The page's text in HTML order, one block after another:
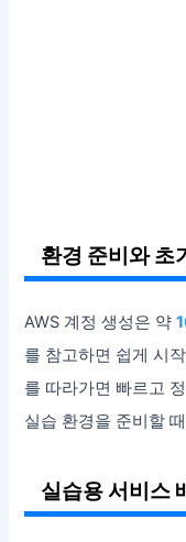
환경 준비와 초
AWS 계정 생성은 약
를 참고하면 쉽게 시
를 따라가면 빠르고
실습 환경을 준비할
실습용 서비스